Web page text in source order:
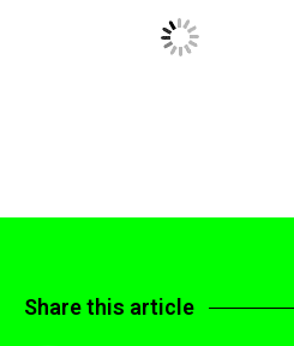
Share this article